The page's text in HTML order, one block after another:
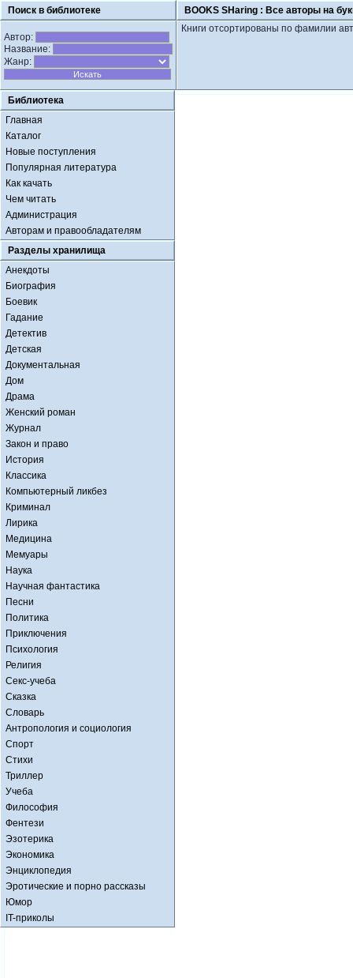
Поиск в библиотеке BOOKS SHaring : Все авторы на
Автор:
Название:
Жанр:
Книги отсортированы по фамилии
Библиотека
Главная
Каталог
Новые поступления
Популярная литература
Как качать
Чем читать
Администрация
Авторам и правообладателям
Разделы хранилища
Анекдоты
Биография
Боевик
Гадание
Детектив
Детская
Документальная
Дом
Драма
Женский роман
Журнал
Закон и право
История
Классика
Компьютерный ликбез
Криминал
Лирика
Медицина
Мемуары
Наука
Научная фантастика
Песни
Политика
Приключения
Психология
Религия
Секс-учеба
Сказка
Словарь
Антропология и социология
Спорт
Стихи
Триллер
Учеба
Философия
Фентези
Эзотерика
Экономика
Энциклопедия
Эротические и порно рассказы
Юмор
IT-приколы